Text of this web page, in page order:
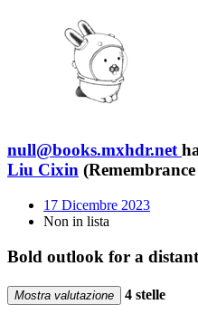
null@books.mxhdr.net
Liu Cixin
17 Dicembre 2023
Non in lista
Bold outlook for a
Mostra valutazione 4 stelle